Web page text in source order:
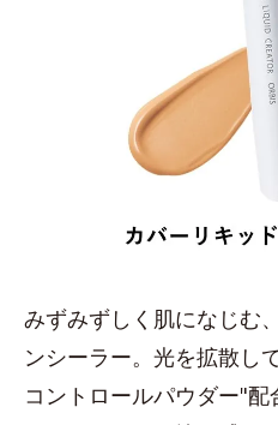
みずみずしく肌になじむ
ンシーラー。光を拡散し
コントロールパウダー"